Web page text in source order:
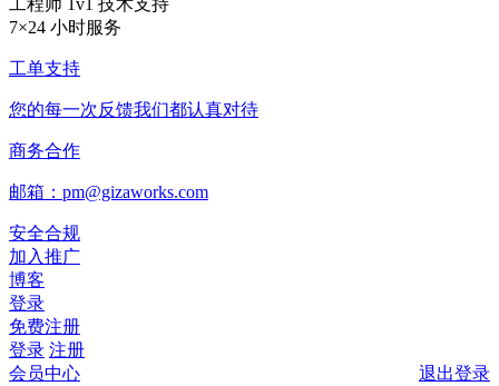
工程师 1v1 技术支持
7×24 小时服务
工单支持
您的每一次反馈我们都认真对待
商务合作
邮箱：pm@gizaworks.com
安全合规
加入推广
博客
登录
免费注册
登录 注册
会员中心
退出登录